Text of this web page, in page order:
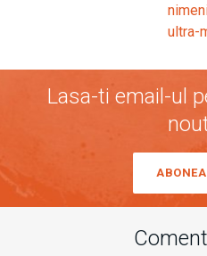
ultra-
Lasa-ti email-ul